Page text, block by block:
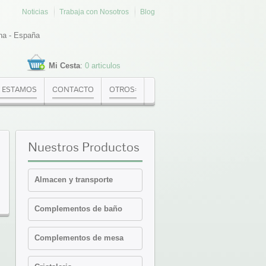
Noticias Trabaja con Nosotros Blog
- España
Mi Cesta: 0 articulos
CONTACTO OTROS:
Nuestros Productos
Almacen y transporte
Contenedores y cajas
isotermicas
Estanterias
Palets PVC y plataformas
Complementos de baño
Complementos de mesa